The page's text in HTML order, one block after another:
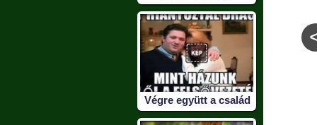
Végre együtt a család
Ne nézz be a lába
közé! Nem illik.
Így épít szobrot a
mestercukrász!